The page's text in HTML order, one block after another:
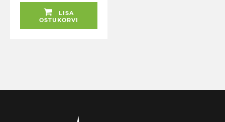
LISA
OSTUKORVI